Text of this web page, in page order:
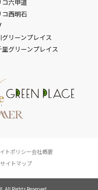
コ六甲道
コ西明石
グリーンプレイス
里グリーンプレイス
トポリシー会社概要
サイトマップ